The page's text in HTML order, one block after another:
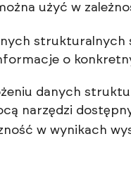
użyć w
strukturalnych
o
danych
narzędzi
w wynikach